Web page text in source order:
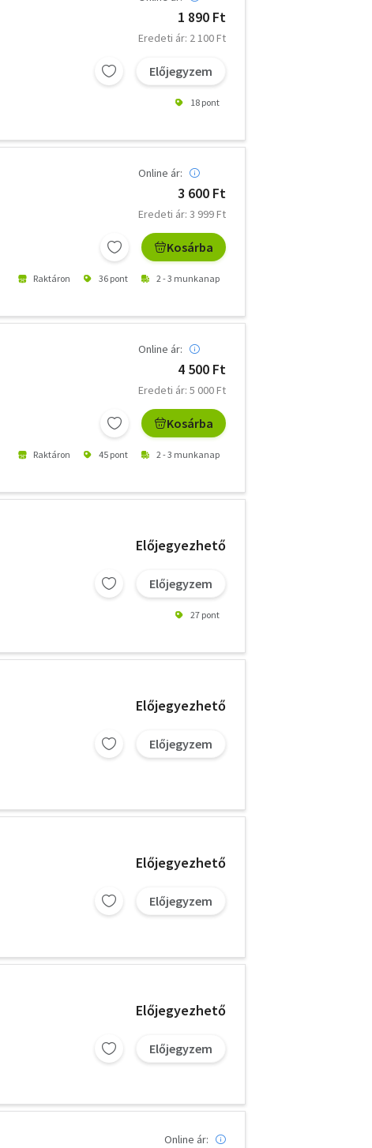
1 890 Ft
Eredeti ár: 2 100 Ft
Előjegyzem
18 pont
Online ár:
3 600 Ft
Eredeti ár: 3 999 Ft
Kosárba
Raktáron 36 pont 2 - 3 munkanap
Online ár:
4 500 Ft
Eredeti ár: 5 000 Ft
Kosárba
Raktáron 45 pont 2 - 3 munkanap
Előjegyezhető
Előjegyzem
27 pont
Előjegyezhető
Előjegyzem
Előjegyezhető
Előjegyzem
Előjegyezhető
Előjegyzem
Online ár: